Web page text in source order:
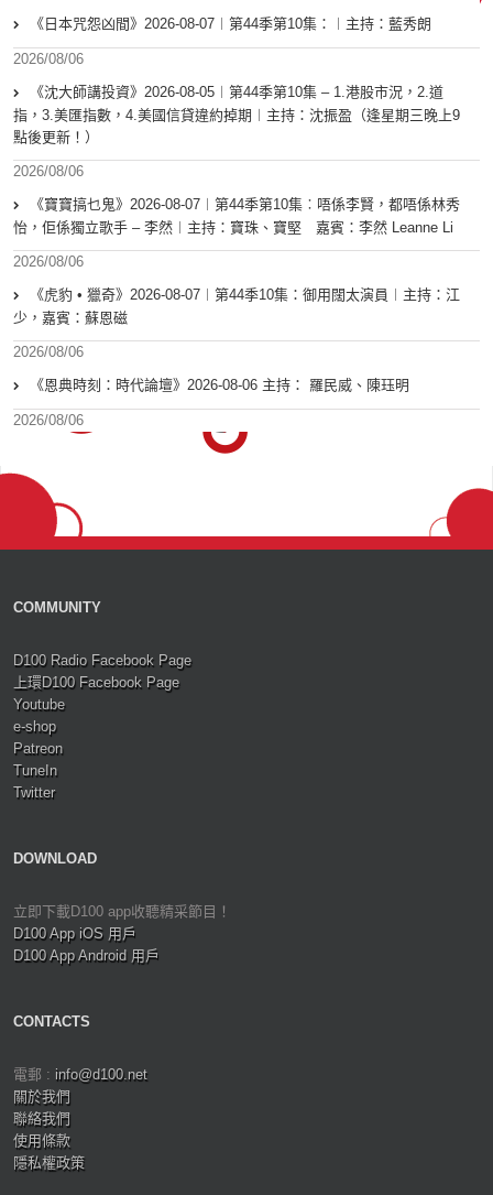
《日本咒怨凶間》2026-08-07︱第44季第10集：︱主持：藍秀朗
2026/08/06
《沈大師講投資》2026-08-05︱第44季第10集 – 1.港股市況，2.道
指，3.美匯指數，4.美國信貸違約掉期︱主持：沈振盈（逢星期三晚上9
點後更新！）
2026/08/06
《寶寶搞乜鬼》2026-08-07︱第44季第10集︰唔係李賢，都唔係林秀
怡，佢係獨立歌手 – 李然︱主持：寶珠、寶堅 嘉賓：李然 Leanne Li
2026/08/06
《虎豹 • 獵奇》2026-08-07︱第44季10集：御用闊太演員︱主持：江
少，嘉賓：蘇恩磁
2026/08/06
《恩典時刻：時代論壇》2026-08-06 主持： 羅民威、陳珏明
2026/08/06
COMMUNITY
D100 Radio Facebook Page
上環D100 Facebook Page
Youtube
e-shop
Patreon
TuneIn
Twitter
DOWNLOAD
立即下載D100 app收聽精采節目！
D100 App iOS 用戶
D100 App Android 用戶
CONTACTS
電郵 : info@d100.net
關於我們
聯絡我們
使用條款
隱私權政策